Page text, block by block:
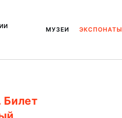
МУЗЕИ ЭКСПОНАТЫ